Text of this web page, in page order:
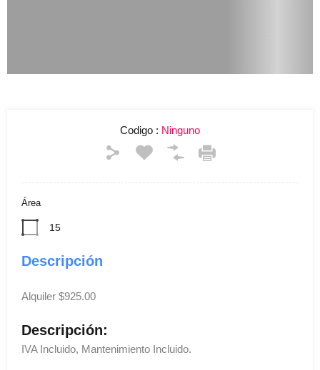
Codigo : Ninguno
Área
15
Descripción
Alquiler $925.00
Descripción:
IVA Incluido, Mantenimiento Incluido.